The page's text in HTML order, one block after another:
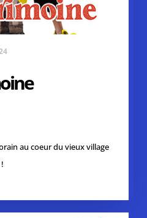
au coeur du vieux village